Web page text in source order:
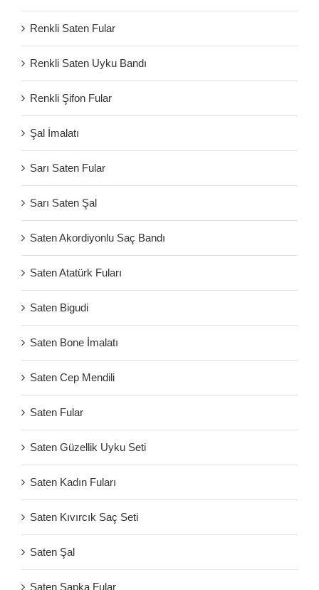
Renkli Saten Fular
Renkli Saten Uyku Bandı
Renkli Şifon Fular
Şal İmalatı
Sarı Saten Fular
Sarı Saten Şal
Saten Akordiyonlu Saç Bandı
Saten Atatürk Fuları
Saten Bigudi
Saten Bone İmalatı
Saten Cep Mendili
Saten Fular
Saten Güzellik Uyku Seti
Saten Kadın Fuları
Saten Kıvırcık Saç Seti
Saten Şal
Saten Şapka Fular